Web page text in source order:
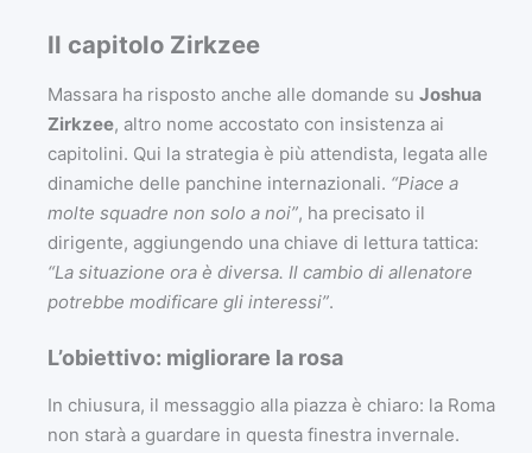
Il capitolo Zirkzee
Massara ha risposto anche alle domande su Joshua
Zirkzee, altro nome accostato con insistenza ai
capitolini. Qui la strategia è più attendista, legata alle
dinamiche delle panchine internazionali. “Piace a
molte squadre non solo a noi”, ha precisato il
dirigente, aggiungendo una chiave di lettura tattica:
“La situazione ora è diversa. Il cambio di allenatore
potrebbe modificare gli interessi”.
L’obiettivo: migliorare la rosa
In chiusura, il messaggio alla piazza è chiaro: la Roma
non starà a guardare in questa finestra invernale.